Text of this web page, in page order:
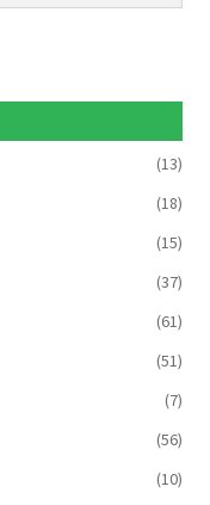
(13)
(18)
(15)
(37)
(61)
(51)
(7)
(56)
(10)